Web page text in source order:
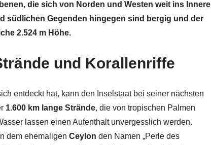
die sich von Norden und Westen weit ins Innere
südlichen Gegenden hingegen sind bergig und der
2.524 m Höhe.
und Korallenriffe
entdeckt hat, kann den Inselstaat bei seiner nächsten
1.600 km lange Strände, die von tropischen Palmen
lassen einen Aufenthalt unvergesslich werden.
dem ehemaligenCeylonden Namen „Perle des